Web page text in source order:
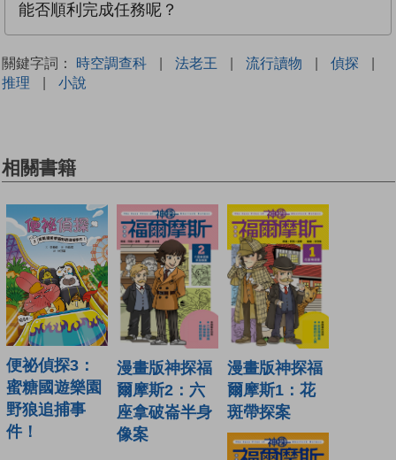
能否順利完成任務呢？
關鍵字詞： 時空調查科 | 法老王 | 流行讀物 | 偵探
|
推理
| 小說
相關書籍
便祕偵探3：
蜜糖國遊樂園
野狼追捕事
件！
漫畫版神探福
爾摩斯2：六
座拿破崙半身
像案
漫畫版神探福
爾摩斯1：花
斑帶探案